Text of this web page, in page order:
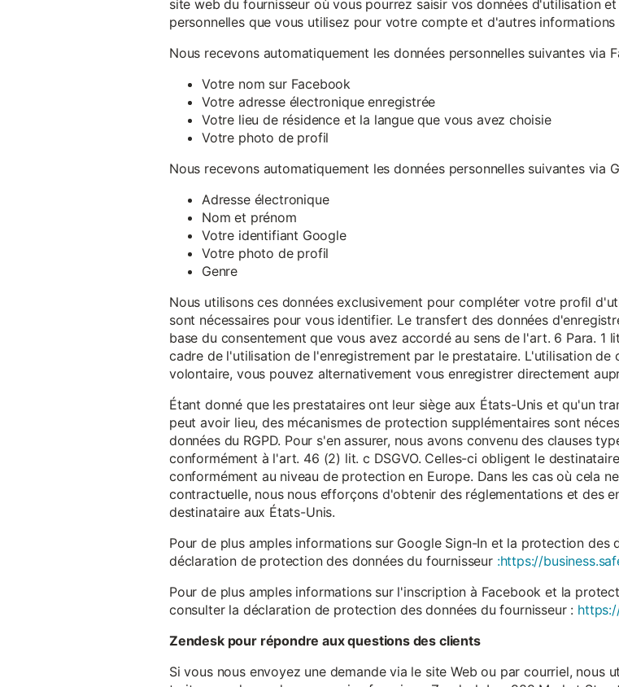
site web du fournisseur où vous pourrez saisir vos données d'utilisation
personnelles que vous utilisez pour votre compte et d'autres
Nous recevons automatiquement les données personnelles suivantes via
Votre nom sur Facebook
Votre adresse électronique enregistrée
Votre lieu de résidence et la langue que vous avez choisie
Votre photo de profil
Nous recevons automatiquement les données personnelles suivantes via
Adresse électronique
Nom et prénom
Votre identifiant Google
Votre photo de profil
Genre
Nous utilisons ces données exclusivement pour compléter votre profil
sont nécessaires pour vous identifier. Le transfert des données
base du consentement que vous avez accordé au sens de l'art. 6 Para. 1
cadre de l'utilisation de l'enregistrement par le prestataire. L'utilisation
volontaire, vous pouvez alternativement vous enregistrer directement
Étant donné que les prestataires ont leur siège aux États-Unis et qu'un
peut avoir lieu, des mécanismes de protection supplémentaires sont
données du RGPD. Pour s'en assurer, nous avons convenu des clauses
conformément à l'art. 46 (2) lit. c DSGVO. Celles-ci obligent le
conformément au niveau de protection en Europe. Dans les cas où cela
contractuelle, nous nous efforçons d'obtenir des réglementations et des
destinataire aux États-Unis.
Pour de plus amples informations sur Google Sign-In et la protection des
déclaration de protection des données du fournisseur :https://
Pour de plus amples informations sur l'inscription à Facebook et la
consulter la déclaration de protection des données du fournisseur :
Zendesk pour répondre aux questions des clients
Si vous nous envoyez une demande via le site Web ou par courriel, nous